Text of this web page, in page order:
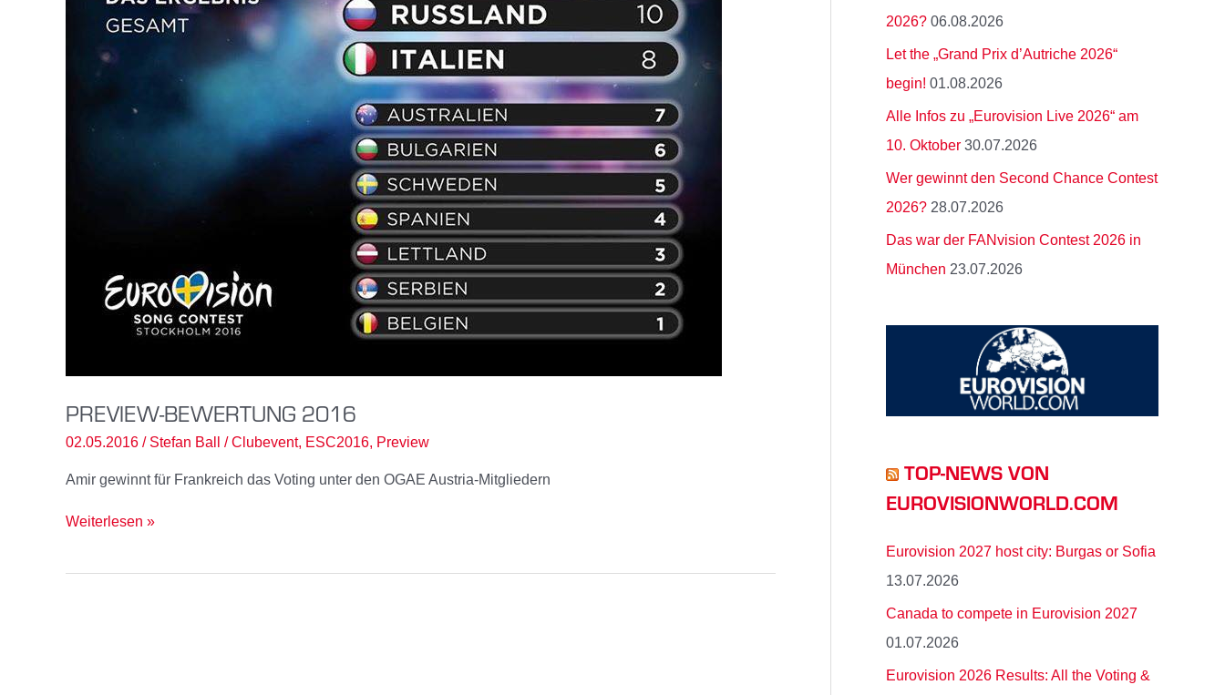
PREVIEW-BEWERTUNG 2016
02.05.2016 / Stefan Ball /Clubevent, ESC2016, Preview
Amir gewinnt für Frankreich das Voting unter den OGAE Austria-Mitgliedern
Preview-
Weiterlesen »
:2026? 06.08.2026
Let the „Grand Prix d’Autriche 2026“
begin! 01.08.2026
Alle Infos zu „Eurovision Live 2026“ am
10. Oktober 30.07.2026
Wer gewinnt den Second Chance Contest
2026? 28.07.2026
Das war der FANvision Contest 2026 in
München 23.07.2026
TOP-NEWS VON
EUROVISIONWORLD.COM
Eurovision 2027 host city: Burgas or Sofia
13.07.2026
Canada to compete in Eurovision 2027
01.07.2026
Eurovision 2026 Results: All the Voting &